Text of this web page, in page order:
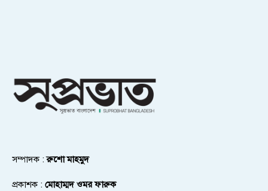
সম্পাদক :রুশো মাহমুদ
প্রকাশক : মোহাম্মদ ওমর ফারুক